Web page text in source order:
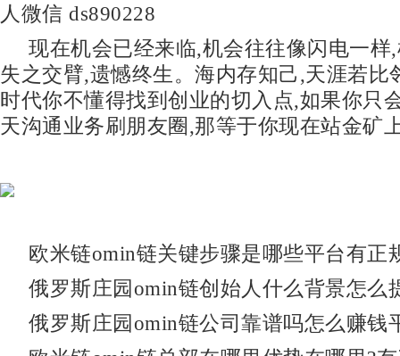
人微信 ds890228
现在机会已经来临,机会往往像闪电一样
失之交臂,遗憾终生。海内存知己,天涯若比
时代你不懂得找到创业的切入点,如果你只
天沟通业务刷朋友圈,那等于你现在站金矿
欧米链omin链关键步骤是哪些平台有正
俄罗斯庄园omin链创始人什么背景怎么
俄罗斯庄园omin链公司靠谱吗怎么赚钱